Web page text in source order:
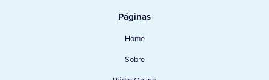
Páginas
Home
Sobre